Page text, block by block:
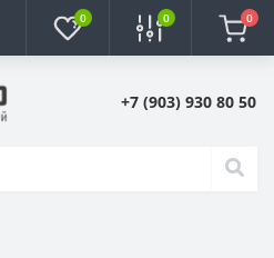
0 0 0
+7 (903) 930 80 50